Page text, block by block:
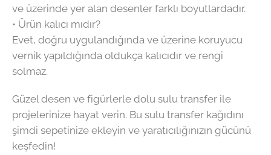
ve üzerinde yer alan desenler farklı boyutlardadır.
• Ürün kalıcı mıdır?
Evet, doğru uygulandığında ve üzerine koruyucu
vernik yapıldığında oldukça kalıcıdır ve rengi
solmaz.
Güzel desen ve figürlerle dolu sulu transfer ile
projelerinize hayat verin. Bu sulu transfer kağıdını
şimdi sepetinize ekleyin ve yaratıcılığınızın gücünü
keşfedin!